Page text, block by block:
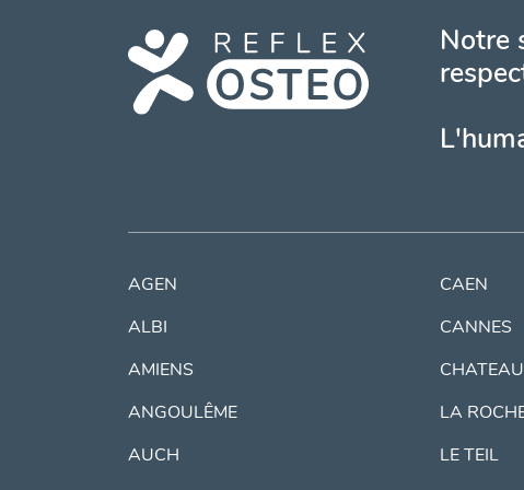
Notre
AGEN
ALBI
AMIENS
ANGOULÊME
AUCH
CAEN
CANNES
LA
LE TEIL